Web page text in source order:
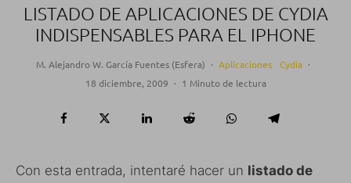
LISTADO DE APLICACIONES DE CYDIA
INDISPENSABLES PARA EL IPHONE
M. Alejandro W. García Fuentes (Esfera) · Aplicaciones Cydia ·
18 diciembre, 2009 · 1 Minuto de lectura
Con esta entrada, intentaré hacer un listado de